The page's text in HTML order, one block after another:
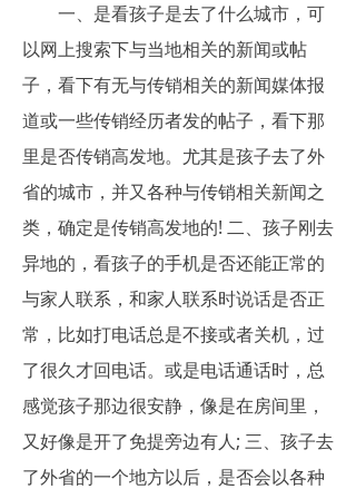
一、是看孩子是去了什么城市，可
以网上搜索下与当地相关的新闻或帖
子，看下有无与传销相关的新闻媒体报
道或一些传销经历者发的帖子，看下那
里是否传销高发地。尤其是孩子去了外
省的城市，并又各种与传销相关新闻之
类，确定是传销高发地的! 二、孩子刚去
异地的，看孩子的手机是否还能正常的
与家人联系，和家人联系时说话是否正
常，比如打电话总是不接或者关机，过
了很久才回电话。或是电话通话时，总
感觉孩子那边很安静，像是在房间里，
又好像是开了免提旁边有人; 三、孩子去
了外省的一个地方以后，是否会以各种